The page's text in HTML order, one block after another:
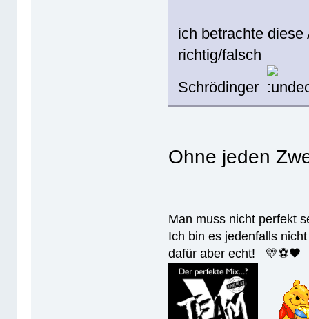
ich betrachte
richtig/falsch
Schrödinger
Ohne jeden
Man muss nicht
Ich bin es jedenfalls
dafür aber echt! 💛⚽️🖤